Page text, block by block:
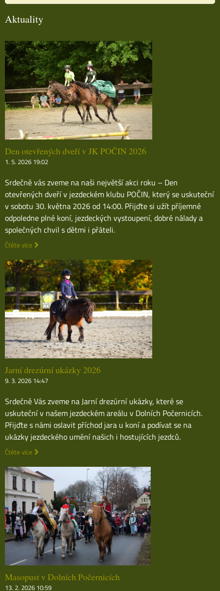
Aktuality
Den otevřených dveří v JK POČIN 2026
1. 5. 2026 19:02
Srdečně vás zveme na naši největší akci roku – Den
otevřených dveří v jezdeckém klubu POČIN, který se uskuteční
v sobotu 30. května 2026 od 14:00. Přijďte si užít příjemné
odpoledne plné koní, jezdeckých vystoupení, dobré nálady a
společných chvil s dětmi i přáteli.
Čtěte více
Jarní drezúrní ukázky 2026
9. 3. 2026 14:47
Srdečně Vás zveme na Jarní drezúrní ukázky, které se
uskuteční v našem jezdeckém areálu v Dolních Počernicích.
Přijďte s námi oslavit příchod jara u koní a podívat se na
ukázky jezdeckého umění našich i hostujících jezdců.
Čtěte více
Masopust v Dolních Počernicích
13. 2. 2026 10:59